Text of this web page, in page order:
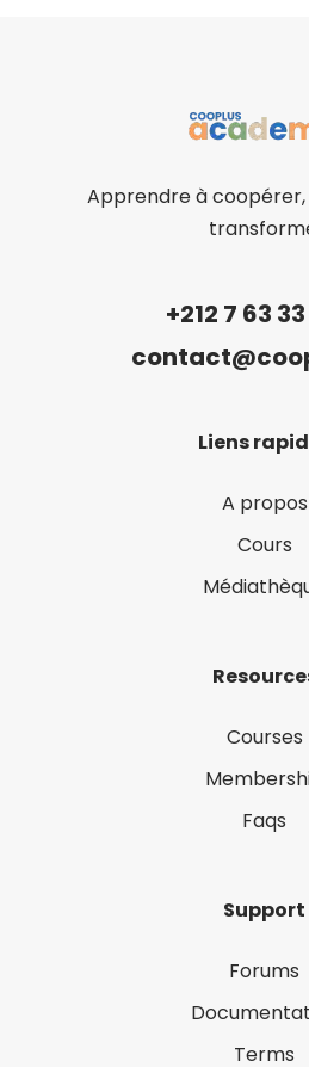
Apprendre à
+212 7 63
Liens
A propos
Cours
Courses
Faqs
Support
Forums
Terms